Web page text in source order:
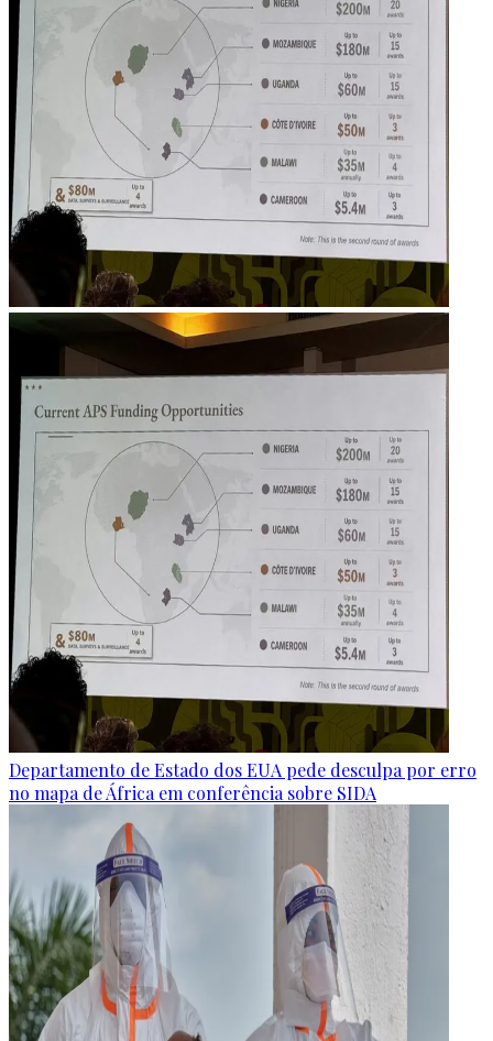
Departamento de Estado dos EUA pede desculpa por erro
no mapa de África em conferência sobre SIDA